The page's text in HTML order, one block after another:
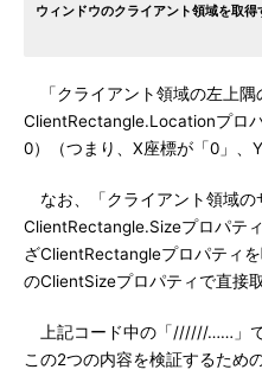
ウィンドウのクライアント領域を取
「クライアント領域の左上隅
ClientRectangle.Locationプロ
0）（つまり、X座標が「0」、
なお、「クライアント領域の
ClientRectangle.Sizeプロパテ
ざClientRectangleプロパティ
のClientSizeプロパティで直接
上記コード中の「//////……」で
この2つの内容を検証するため